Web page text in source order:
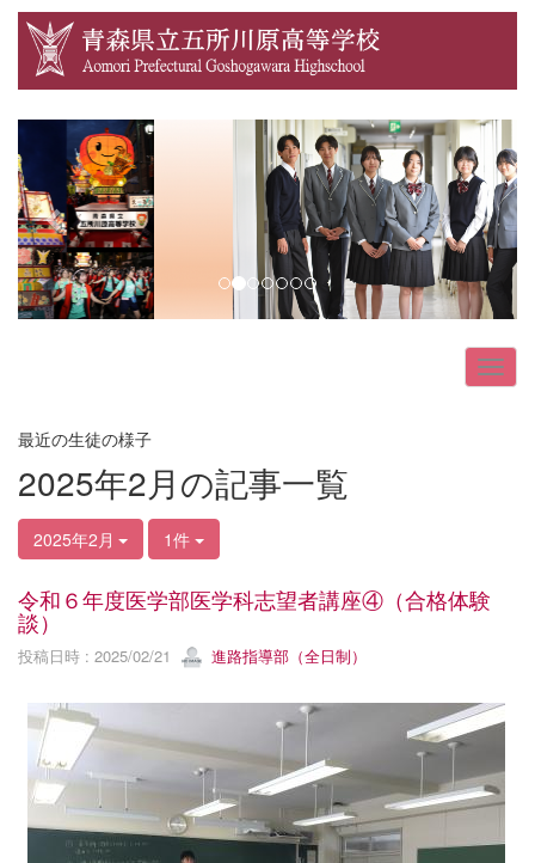
e
v
i
o
n
e
x
t
最近の生徒の様子
2025年2月の記事一覧
2025年2月 1件
令和６年度医学部医学科志望者講座④（合格体験
談）
投稿日時 : 2025/02/21 進路指導部（全日制）